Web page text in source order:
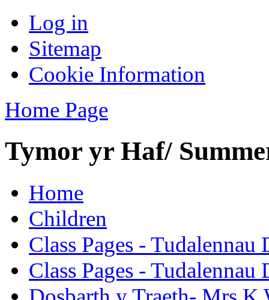
Log in
Sitemap
Cookie Information
Home Page
Tymor yr Haf/
Home
Children
Class Pages - Tudalennau
Class Pages -